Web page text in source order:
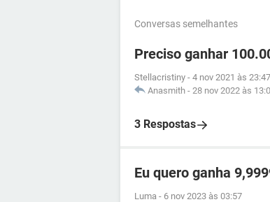
Conversas semelhantes
Preciso ganhar
Stellacristiny - 4 nov 2021 às 23:47
Anasmith - 28 nov 2022 às
3 Respostas
Eu quero ganha
Luma - 6 nov 2023 às 03:57